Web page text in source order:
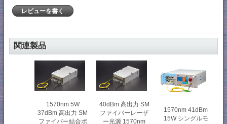
レビューを書く
関連製品
1570nm 5W
37dBm 高出力 SM
ファイバー結合ポ
40dBm 高出力 SM
ファイバーレーザ
ー光源 1570nm
1570nm 41dBm
15W シングルモ